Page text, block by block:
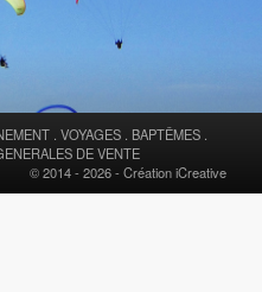
VOYAGES BAPTÊMES
DE VENTE
© 2014 - 2026 - Création iCreative